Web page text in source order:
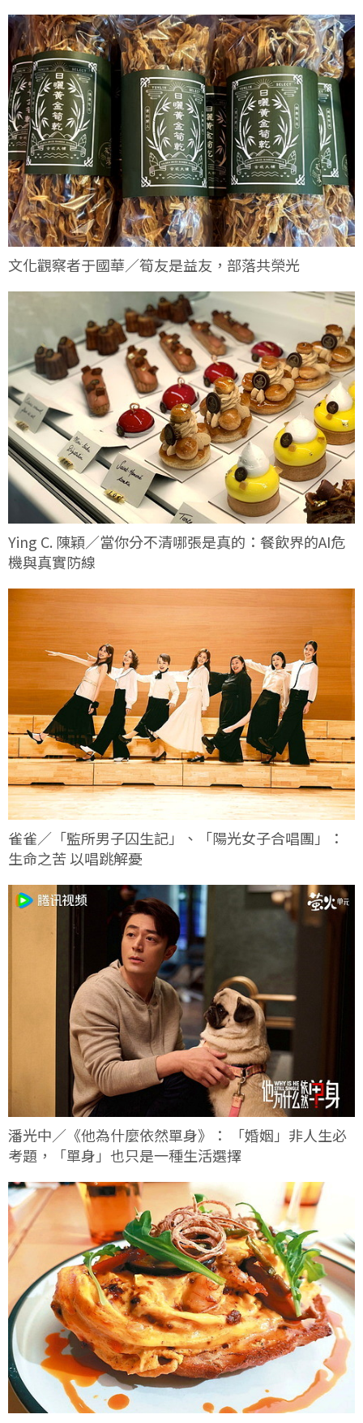
文化觀察者于國華／筍友是益友，部落共榮光
Ying C. 陳穎／當你分不清哪張是真的：餐飲界的AI危
機與真實防線
雀雀／「監所男子囚生記」、「陽光女子合唱團」：
生命之苦 以唱跳解憂
潘光中／《他為什麼依然單身》： 「婚姻」非人生必
考題，「單身」也只是一種生活選擇